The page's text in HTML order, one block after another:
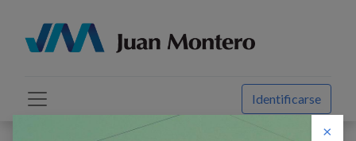
Identificarse
×